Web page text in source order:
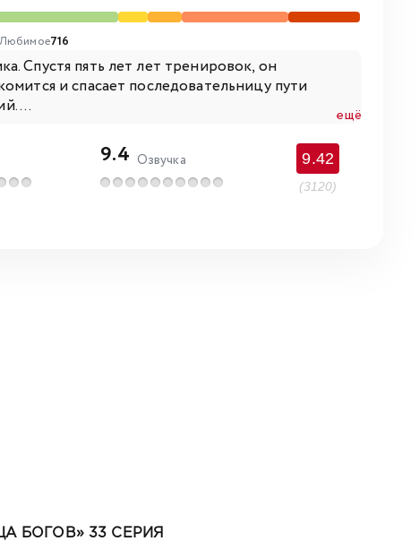
716
Спустя пять лет лет тренировок, он
и спасает последовательницу пути
ещё
9.4 Озвучка 9.42
(3120)
БОГОВ» 33 СЕРИЯ